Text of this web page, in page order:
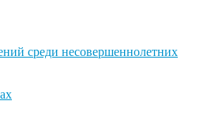
среди несовершеннолетних